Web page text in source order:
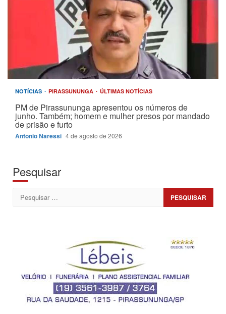
NOTÍCIAS PIRASSUNUNGA ÚLTIMAS NOTÍCIAS
PM de Pirassununga apresentou os números de
junho. Também; homem e mulher presos por mandado
de prisão e furto
Antonio Naressi 4 de agosto de 2026
Pesquisar
Pesquisar